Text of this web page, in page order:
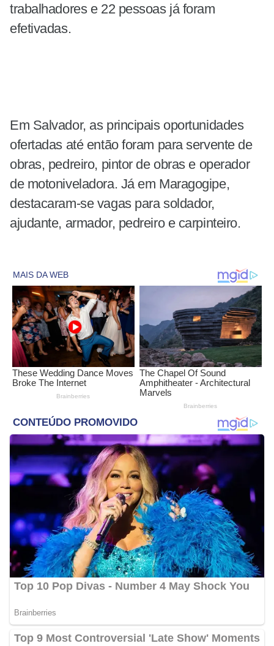
trabalhadores e 22 pessoas já foram
efetivadas.
Em Salvador, as principais oportunidades
ofertadas até então foram para servente de
obras, pedreiro, pintor de obras e operador
de motoniveladora. Já em Maragogipe,
destacaram-se vagas para soldador,
ajudante, armador, pedreiro e carpinteiro.